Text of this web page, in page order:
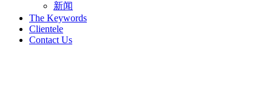
新闻
The Keywords
Clientele
Contact Us